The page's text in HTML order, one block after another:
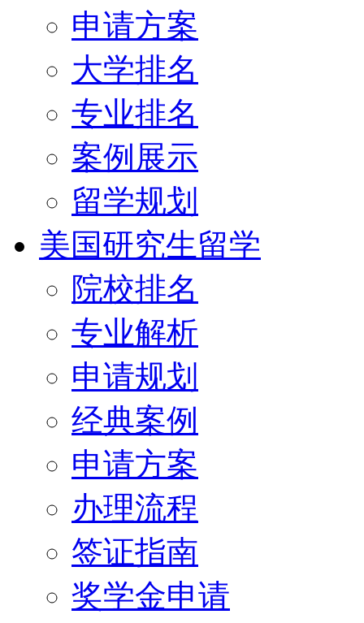
申请方案
大学排名
专业排名
案例展示
留学规划
美国研究生留学
院校排名
专业解析
申请规划
经典案例
申请方案
办理流程
签证指南
奖学金申请